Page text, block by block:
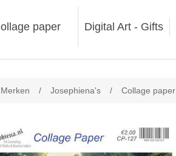
paper Digital Art - Gifts
Merken / Josephiena's / Collage paper